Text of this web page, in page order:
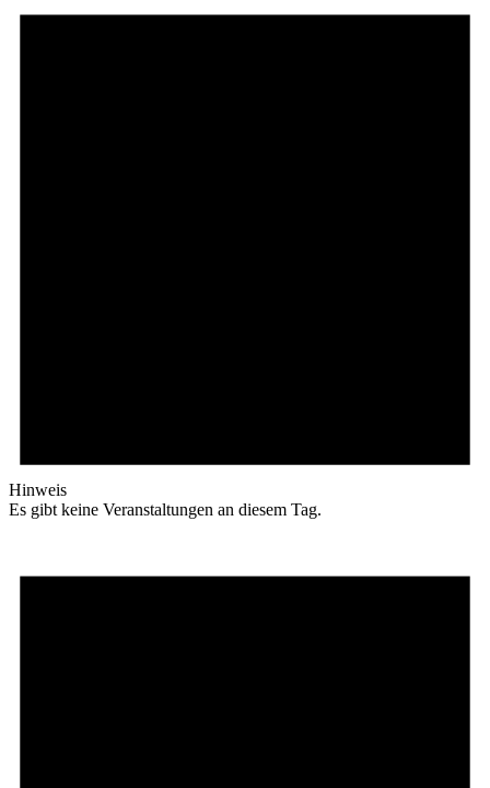
Hinweis
Es gibt keine Veranstaltungen an diesem Tag.